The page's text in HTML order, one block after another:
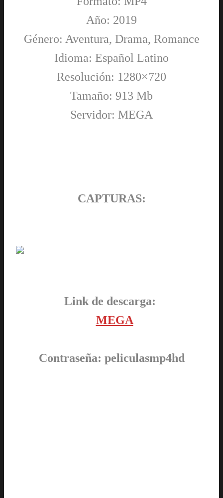
Año: 2019
Género: Aventura, Drama, Romance
Idioma: Español Latino
Resolución: 1280×720
Tamaño: 913 Mb
Servidor: MEGA
CAPTURAS:
Link de descarga:
MEGA
Contraseña: peliculasmp4hd